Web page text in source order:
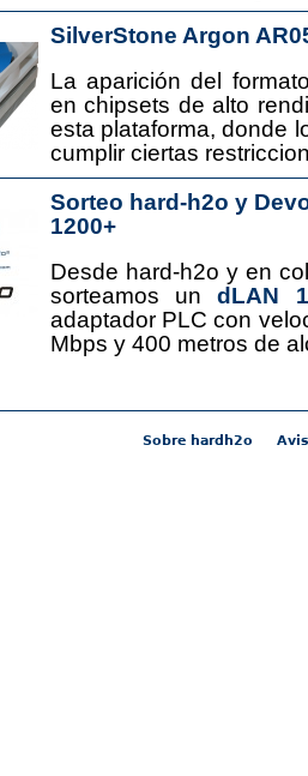
SilverStone Argon
La aparición del
en chipsets de alto
esta plataforma, donde
cumplir ciertas
Sorteo hard-h2o y
1200+
Desde hard-h2o y en
sorteamos undLAN
adaptador PLC con
Mbps y 400 metros de
Sobre hardh2o